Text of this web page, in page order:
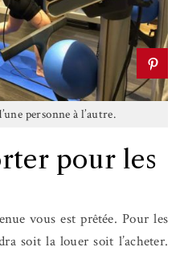
personne à l’autre.
pour les
vous est prêtée. Pour les
soit la louer soit l’acheter.